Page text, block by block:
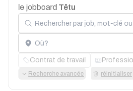
le jobboard Têtu
Rechercher par job, mot-clé ou
Localisation
Contrat de travail
Recherche avancée réinitialiser